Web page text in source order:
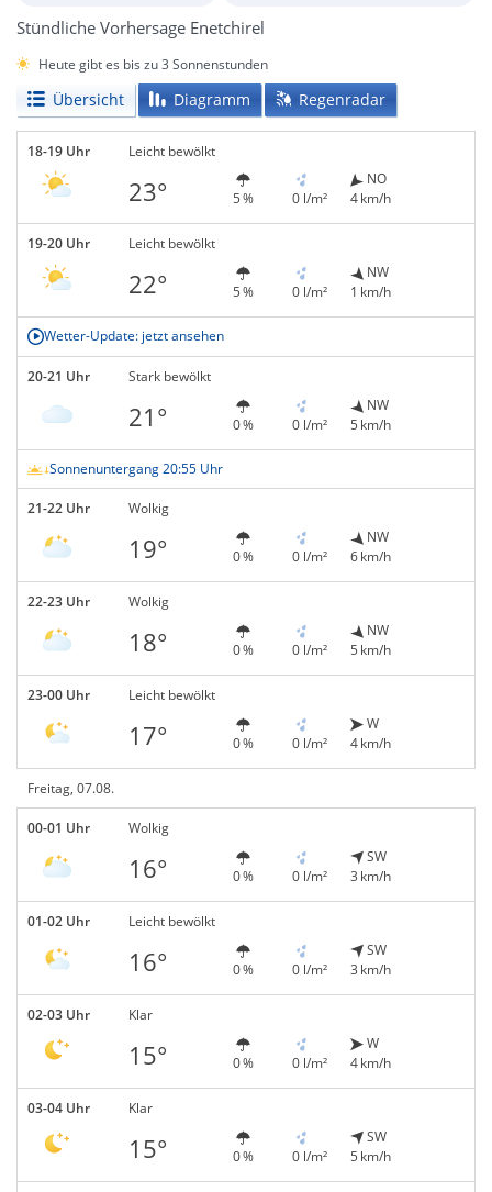
Stündliche Vorhersage Enetchirel
Heute gibt es bis zu 3 Sonnenstunden
Übersicht Diagramm Regenradar
18-19 Uhr Leicht bewölkt
23° 5 % 0 l/m²
NO
4 km/h
19-20 Uhr Leicht bewölkt
22° 5 % 0 l/m²
NW
1 km/h
Wetter-Update: jetzt ansehen
20-21 Uhr Stark bewölkt
21° 0 % 0 l/m²
NW
5 km/h
Sonnenuntergang 20:55 Uhr
21-22 Uhr Wolkig
19° 0 % 0 l/m²
NW
6 km/h
22-23 Uhr Wolkig
18° 0 % 0 l/m²
NW
5 km/h
23-00 Uhr Leicht bewölkt
17° 0 % 0 l/m²
W
4 km/h
Freitag, 07.08.
00-01 Uhr Wolkig
16° 0 % 0 l/m²
SW
3 km/h
01-02 Uhr Leicht bewölkt
16° 0 % 0 l/m²
SW
3 km/h
02-03 Uhr Klar
15° 0 % 0 l/m²
W
4 km/h
03-04 Uhr Klar
15° 0 % 0 l/m²
SW
5 km/h